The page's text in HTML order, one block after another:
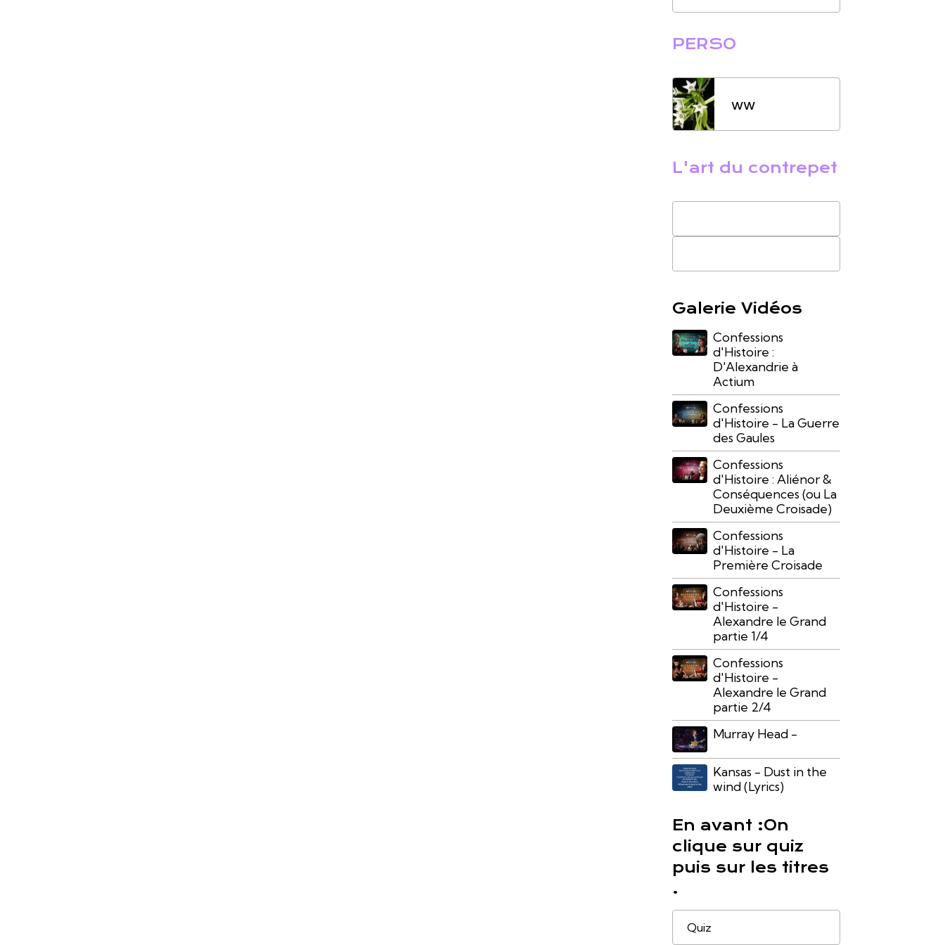
PERSO
ww
L'art du contrepet
Galerie Vidéos
Confessions
d'Histoire :
D'Alexandrie à
Actium
Confessions
d'Histoire - La Guerre
des Gaules
Confessions
d'Histoire : Aliénor &
Conséquences (ou La
Deuxième Croisade)
Confessions
d'Histoire - La
Première Croisade
Confessions
d'Histoire -
Alexandre le Grand
partie 1/4
Confessions
d'Histoire -
Alexandre le Grand
partie 2/4
Murray Head -
Kansas - Dust in the
wind (Lyrics)
En avant :On
clique sur quiz
puis sur les titres
.
Quiz